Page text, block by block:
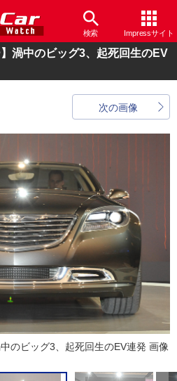
検索 Impressサイト
渦中のビッグ3、起死回生のEV
次の画像
のビッグ3、起死回生のEV連発 画像